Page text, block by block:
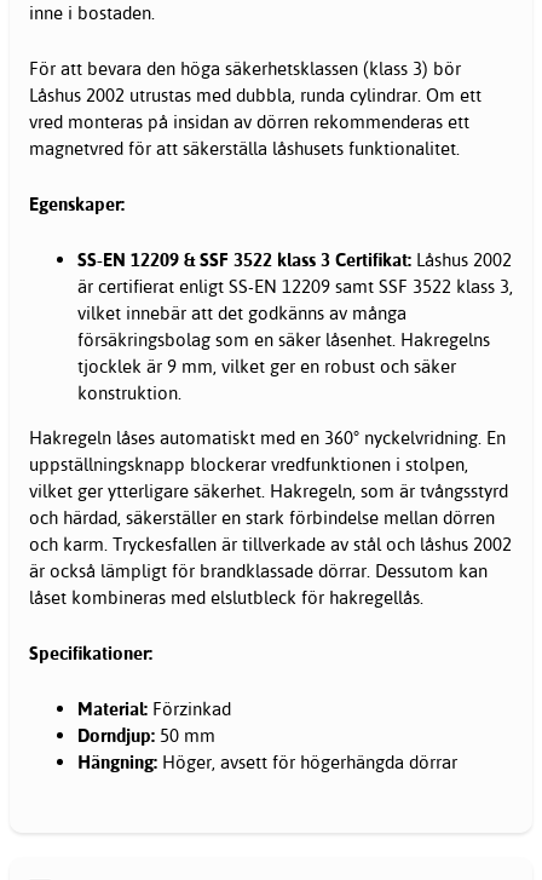
inne i bostaden.
För att bevara den höga säkerhetsklassen (klass 3) bör
Låshus 2002 utrustas med dubbla, runda cylindrar. Om ett
vred monteras på insidan av dörren rekommenderas ett
magnetvred för att säkerställa låshusets funktionalitet.
Egenskaper:
SS-EN 12209 & SSF 3522 klass 3 Certifikat: Låshus 2002
är certifierat enligt SS-EN 12209 samt SSF 3522 klass 3,
vilket innebär att det godkänns av många
försäkringsbolag som en säker låsenhet. Hakregelns
tjocklek är 9 mm, vilket ger en robust och säker
konstruktion.
Hakregeln låses automatiskt med en 360° nyckelvridning. En
uppställningsknapp blockerar vredfunktionen i stolpen,
vilket ger ytterligare säkerhet. Hakregeln, som är tvångsstyrd
och härdad, säkerställer en stark förbindelse mellan dörren
och karm. Tryckesfallen är tillverkade av stål och låshus 2002
är också lämpligt för brandklassade dörrar. Dessutom kan
låset kombineras med elslutbleck för hakregellås.
Specifikationer:
Material: Förzinkad
Dorndjup: 50 mm
Hängning: Höger, avsett för högerhängda dörrar